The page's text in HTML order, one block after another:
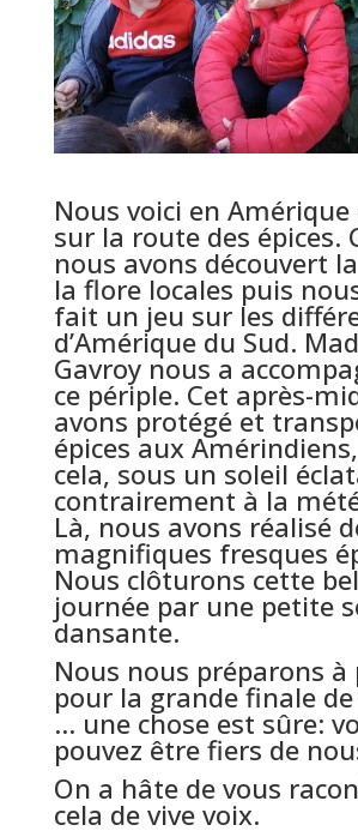
Nous voici en Amérique
sur la route des épices.
nous avons découvert
la flore locales puis
fait un jeu sur les
d’Amérique du Sud.
Gavroy nous a
ce périple. Cet après-
avons protégé et
épices aux
cela, sous un soleil
contrairement à la
Là, nous avons réalisé
magnifiques fresques
Nous clôturons cette
journée par une petite
dansante.
Nous nous préparons à
pour la grande finale
… une chose est sûre:
pouvez être fiers de
On a hâte de vous
cela de vive voix.